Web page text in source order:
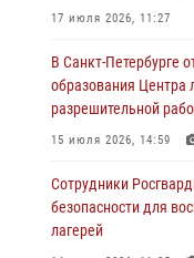
06 августа 2026, 11:36
Сотрудники и
обеспечили
матча "Зенит" -
06 августа 2026, 07:30
В Выборгском районе
обнаружил
автотранспорт
17 июля 2026, 11:27
В Санкт-Петербурге
образования Центра
разрешительной
15 июля 2026, 14:59
Сотрудники
безопасности для
лагерей